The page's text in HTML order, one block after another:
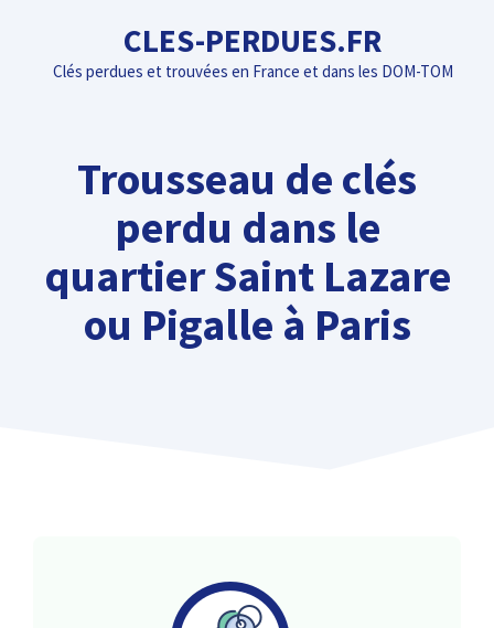
contenu
CLES-PERDUES.FR
Clés perdues et trouvées en France et dans les DOM-TOM
Trousseau de clés
perdu dans le
quartier Saint Lazare
ou Pigalle à Paris